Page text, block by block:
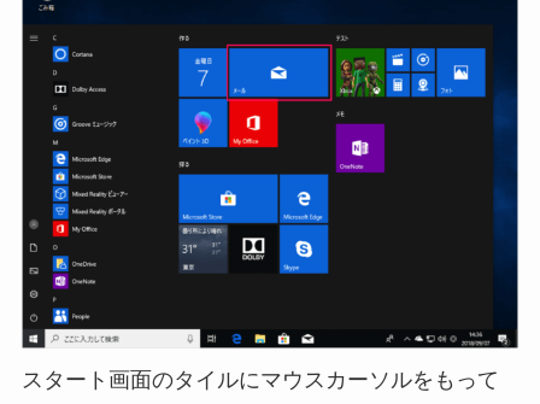
スタート画面のタイルにマウスカーソルをもって